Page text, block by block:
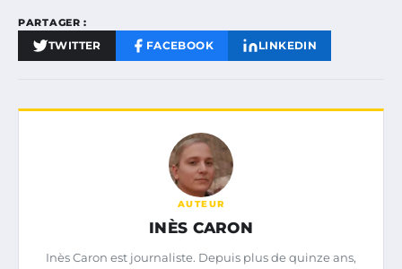
PARTAGER :
TWITTER FACEBOOK LINKEDIN
AUTEUR
INÈS CARON
Inès Caron est journaliste. Depuis plus de quinze ans,